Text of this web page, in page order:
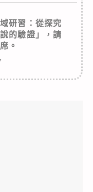
研習：從探究
的驗證」，請
。